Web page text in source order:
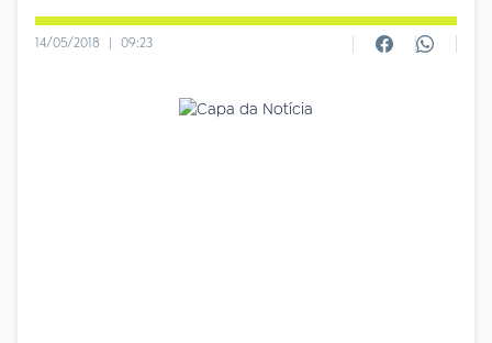
14/05/2018 | 09:23